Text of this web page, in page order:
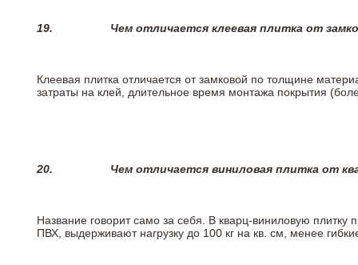
19. Чем отличается клеевая плитка от
Клеевая плитка отличается от замковой по толщине
затраты на клей, длительное время монтажа покрытия
20. Чем отличается виниловая плитка от
Название говорит само за себя. В кварц-виниловую
ПВХ, выдерживают нагрузку до 100 кг на кв. см, менее